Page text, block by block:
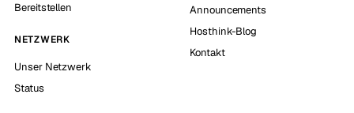
Bereitstellen
NETZWERK
Unser Netzwerk
Status
Announcements
Hosthink-Blog
Kontakt